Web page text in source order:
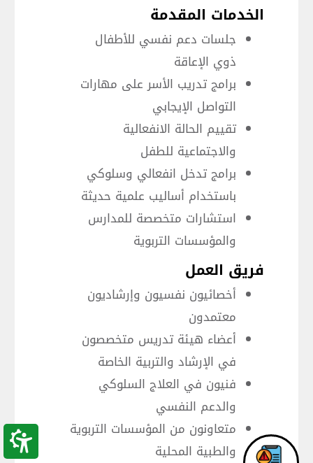
الخدمات المقدمة
جلسات دعم نفسي للأطفال
ذوي الإعاقة
برامج تدريب الأسر على مهارات
التواصل الإيجابي
تقييم الحالة الانفعالية
والاجتماعية للطفل
برامج تدخل انفعالي وسلوكي
باستخدام أساليب علمية حديثة
استشارات متخصصة للمدارس
والمؤسسات التربوية
فريق العمل
أخصائيون نفسيون وإرشاديون
معتمدون
أعضاء هيئة تدريس متخصصون
في الإرشاد والتربية الخاصة
فنيون في العلاج السلوكي
والدعم النفسي
متعاونون من المؤسسات التربوية
والطبية المحلية